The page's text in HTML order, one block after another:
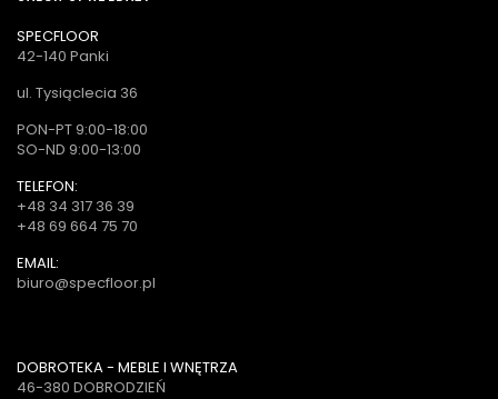
SPECFLOOR
42-140 Panki
ul. Tysiąclecia 36
PON-PT 9:00-18:00
SO-ND 9:00-13:00
TELEFON:
+48 34 317 36 39
+48 69 664 75 70
EMAIL:
biuro@specfloor.pl
DOBROTEKA - MEBLE I WNĘTRZA
46-380 DOBRODZIEŃ